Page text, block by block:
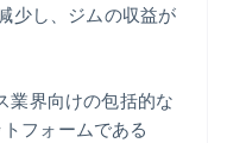
少し、ジムの収益が
業界向けの包括的な
フォームである